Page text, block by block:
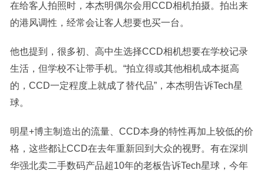
在给客人拍照时，本杰明偶尔会用CCD相机拍摄。拍出来
的港风调性，经常会让客人想要也买一台。
他也提到，很多初、高中生选择CCD相机想要在学校记录
生活，但学校不让带手机。“拍立得或其他相机成本挺高
的，CCD一定程度上就成了替代品”，本杰明告诉Tech星
球。
明星+博主制造出的流量、CCD本身的特性再加上较低的价
格，这些都让CCD在去年重新回到大众的视野。有在深圳
华强北卖二手数码产品超10年的老板告诉Tech星球，今年